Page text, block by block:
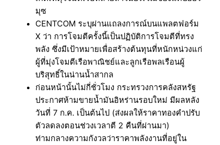
มุซ
CENTCOM ระบุผ่านแถลงการณ์บนแพลตฟอร์ม
X ว่า การโจมตีครั้งนี้เป็นปฏิบัติการโจมตีที่ทรง
พลัง ซึ่งมีเป้าหมายเพื่อสร้างต้นทุนที่หนักหน่วงแก่
ผู้ที่มุ่งโจมตีเรือพาณิชย์และลูกเรือพลเรือนผู้
บริสุทธิ์ในน่านน้ำสากล
ก่อนหน้านั้นไม่กี่ชั่วโมง กระทรวงการคลังสหรัฐ
ประกาศห้ามขายน้ำมันอิหร่านรอบใหม่ มีผลหลัง
วันที่ 7 ก.ค. เป็นต้นไป (ส่งผลให้ราคาทองคำปรับ
ตัวลดลงตอนช่วงเวลาตี 2 คืนที่ผ่านมา)
ท่ามกลางความกังวลว่าราคาพลังงานที่อยู่ใน